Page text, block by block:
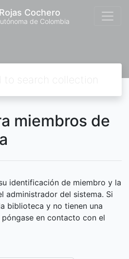
Cochero
de Colombia
miembros de
identificación de miembro y la
administrador del sistema. Si
biblioteca y no tienen una
en contacto con el